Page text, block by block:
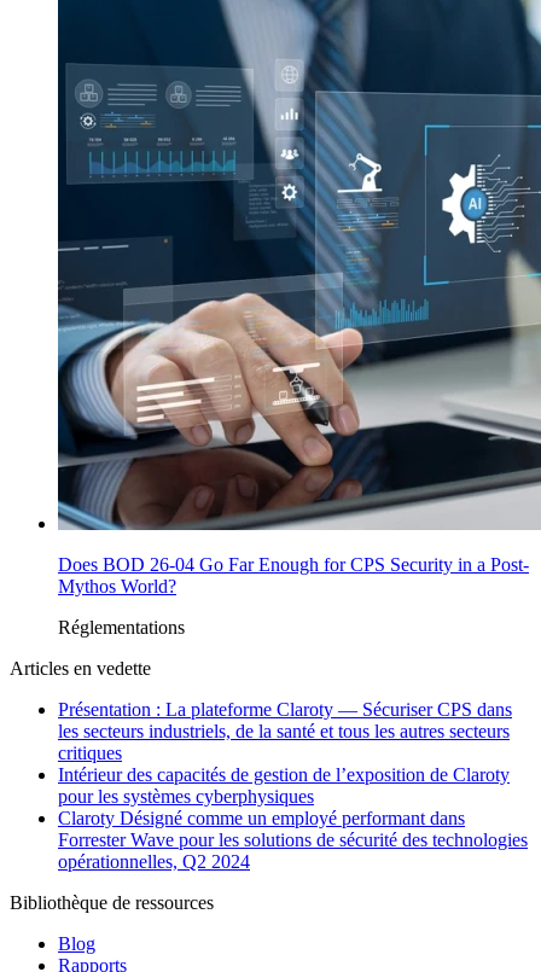
Does BOD 26-04 Go Far Enough for CPS Security in a Post-
Mythos World?
Réglementations
Articles en vedette
Présentation : La plateforme Claroty — Sécuriser CPS dans
les secteurs industriels, de la santé et tous les autres secteurs
critiques
Intérieur des capacités de gestion de l’exposition de Claroty
pour les systèmes cyberphysiques
Claroty Désigné comme un employé performant dans
Forrester Wave pour les solutions de sécurité des technologies
opérationnelles, Q2 2024
Bibliothèque de ressources
Blog
Rapports